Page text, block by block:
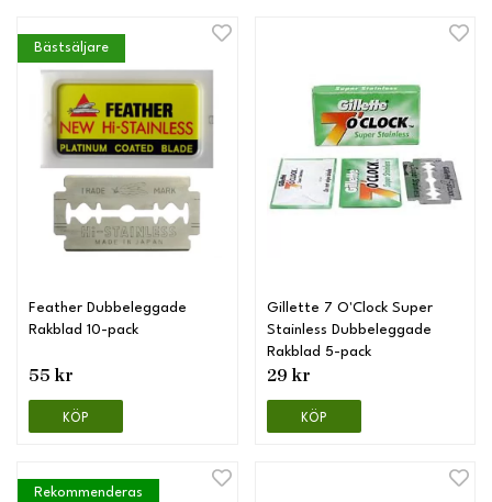
Bästsäljare
Feather Dubbeleggade
Rakblad 10-pack
55 kr
KÖP
Gillette 7 O'Clock Super
Stainless Dubbeleggade
Rakblad 5-pack
29 kr
KÖP
Rekommenderas